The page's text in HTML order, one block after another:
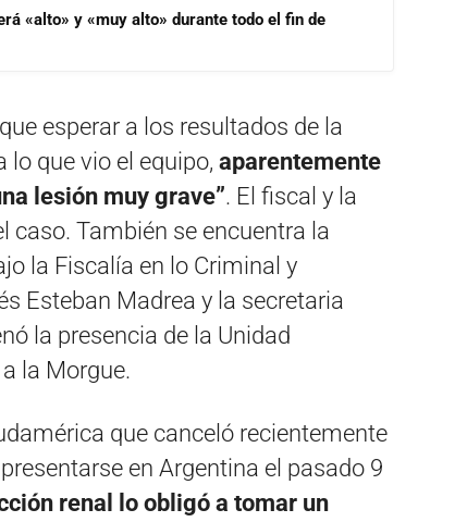
«alto» y «muy alto» durante todo el fin de
esperar a los resultados de la
lo que vio el equipo, aparentemente
lesión muy grave”. El fiscal y la
caso. También se encuentra la
la Fiscalía en lo Criminal y
Esteban Madrea y la secretaria
la presencia de la Unidad
la Morgue.
que canceló recientemente
en Argentina el pasado 9
renal lo obligó a tomar un